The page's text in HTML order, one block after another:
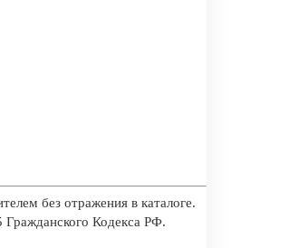
без отражения в каталоге.
Гражданского Кодекса РФ.